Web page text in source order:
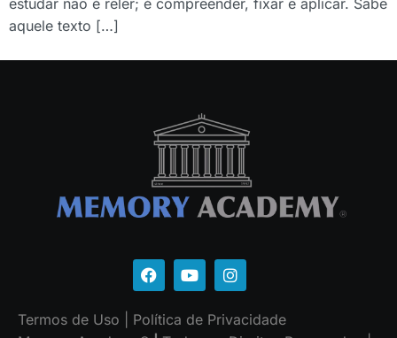
estudar não é reler; é compreender, fixar e aplicar. Sabe
aquele texto […]
Termos de Uso
Política de Privacidade